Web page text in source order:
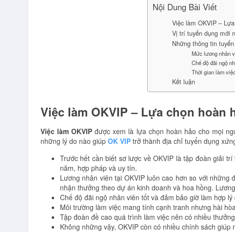
Nội Dung Bài Viết
Việc làm OKVIP –
Vị trí tuyển dụng mới
Những thông tin
Mức lương nhân
Chế độ đãi ngộ
Thời gian làm
Kết luận
Việc làm OKVIP – Lựa chọn hoàn
Việc làm OKVIP được xem là lựa chọn hoàn hảo cho mọi
những lý do nào giúp OK VIP trở thành địa chỉ tuyển dụng
Trước hết cần biết sơ lược về OKVIP là tập đoàn giải
năm, hợp pháp và uy tín.
Lương nhân viên tại OKVIP luôn cao hơn so với
nhận thưởng theo dự án kinh doanh và hoa hồng.
Chế độ đãi ngộ nhân viên tốt và đảm bảo giờ làm hợp
Môi trường làm việc mang tính cạnh tranh nhưng hài
Tập đoàn đề cao quá trình làm việc nên có nhiều
Không những vậy, OKVIP còn có nhiều chính sách